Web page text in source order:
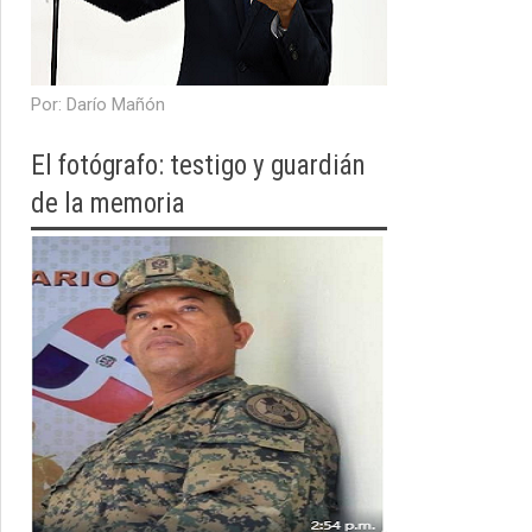
​Por: Darío Mañón
El fotógrafo: testigo y guardián
de la memoria